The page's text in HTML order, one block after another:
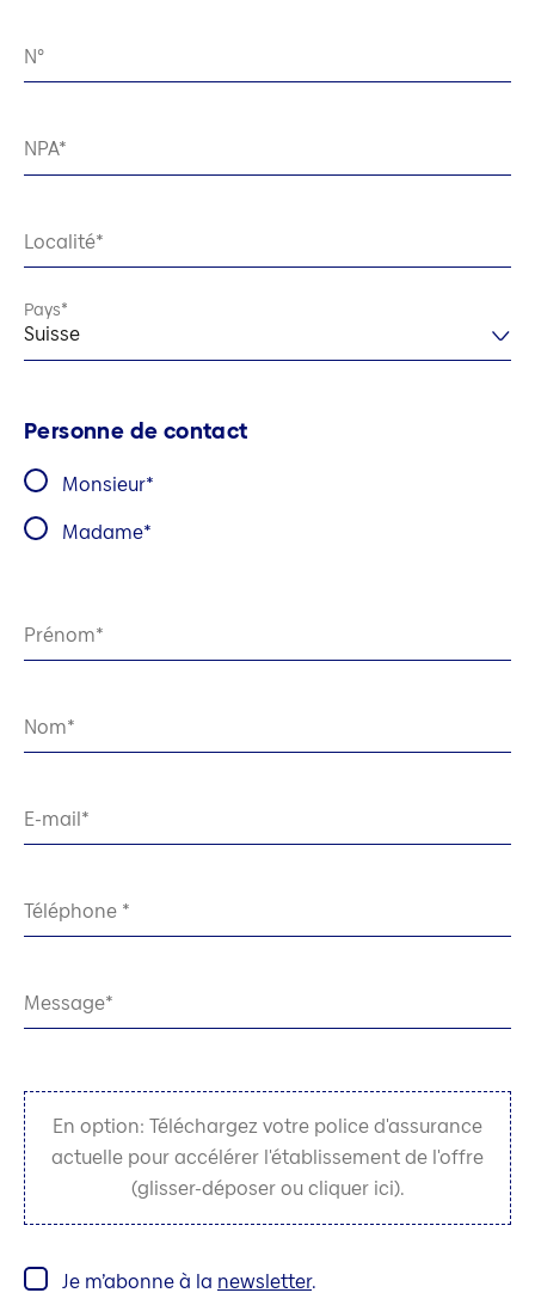
N°
NPA
Localité
Pays
Suisse
Personne de contact
Monsieur
Madame
Prénom
Nom
E-mail
Téléphone
Message
En option: Téléchargez votre police d'assurance
actuelle pour accélérer l'établissement de l'offre
(glisser-déposer ou cliquer ici).
Je m’abonne à la newsletter.